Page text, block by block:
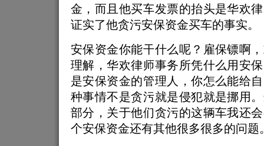
金，而且他买车发票的抬头是华欢
证实了他贪污安保资金买车的事实。
安保资金你能干什么呢？雇保镖啊
理解，华欢律师事务所凭什么用安
是安保资金的管理人，你怎么能给
种事情不是贪污就是侵犯就是挪用
部分，关于他们贪污的这辆车我还
个安保资金还有其他很多很多的问题